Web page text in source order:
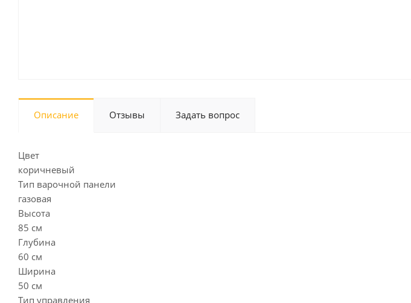
Описание Отзывы Задать вопрос
Цвет
коричневый
Тип варочной панели
газовая
Высота
85 см
Глубина
60 см
Ширина
50 см
Тип управления